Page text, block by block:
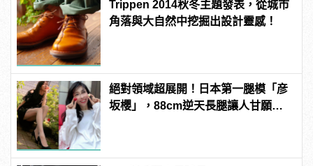
Trippen 2014秋冬主題發表，從城市
角落與大自然中挖掘出設計靈感！
絕對領域超展開！日本第一腿模「彦
坂櫻」，88cm逆天長腿讓人甘願拜